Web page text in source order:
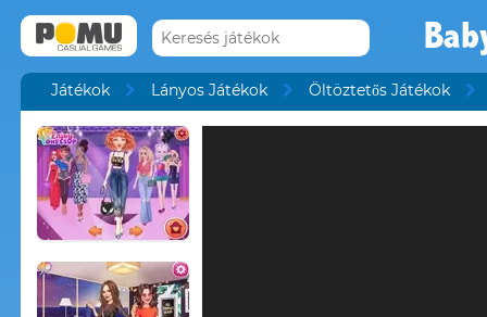
Játékok Lányos Játékok Öltöztetős Játékok